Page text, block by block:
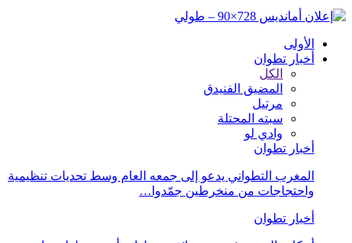
الأولى
أخبار تطوان
الكل
المضيق الفنيدق
مرتيل
سبته المحتلة
وادي لو
أخبار تطوان
المغرب التطواني يدعو إلى جمعه العام وسط تحديات تنظيمية
واحتجاجات من منخرطين جمّدوا…
أخبار تطوان